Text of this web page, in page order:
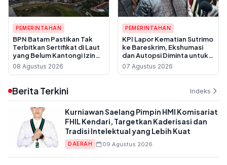
PEMERINTAHAN
BPN Batam Pastikan Tak
Terbitkan Sertifikat di Laut
yang Belum Kantongi Izin
Reklamasi
08 Agustus 2026
PEMERINTAHAN
KPI Lapor Kematian Sutrimo
ke Bareskrim, Ekshumasi
dan Autopsi Diminta untuk
Usut Dugaan Pembunuhan
07 Agustus 2026
Berita Terkini Indeks
Kurniawan Saelang Pimpin HMI Komisariat
FHIL Kendari, Targetkan Kaderisasi dan
Tradisi Intelektual yang Lebih Kuat
DAERAH 09 Agustus 2026